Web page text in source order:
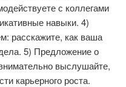
с коллегами
навыки. 4)
расскажите, как ваша
5) Предложение о
выслушайте,
карьерного роста.